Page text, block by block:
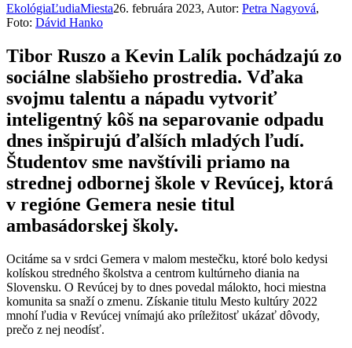
EkológiaĽudiaMiesta26. februára 2023, Autor: Petra Nagyová,
Foto: Dávid Hanko
Tibor Ruszo a Kevin Lalík pochádzajú zo
sociálne slabšieho prostredia. Vďaka
svojmu talentu a nápadu vytvoriť
inteligentný kôš na separovanie odpadu
dnes inšpirujú ďalších mladých ľudí.
Študentov sme navštívili priamo na
strednej odbornej škole v Revúcej, ktorá
v regióne Gemera nesie titul
ambasádorskej školy.
Ocitáme sa v srdci Gemera v malom mestečku, ktoré bolo kedysi
kolískou stredného školstva a centrom kultúrneho diania na
Slovensku. O Revúcej by to dnes povedal málokto, hoci miestna
komunita sa snaží o zmenu. Získanie titulu Mesto kultúry 2022
mnohí ľudia v Revúcej vnímajú ako príležitosť ukázať dôvody,
prečo z nej neodísť.